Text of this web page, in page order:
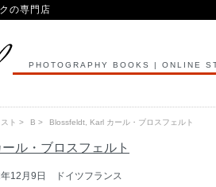
の専門店
PHOTOGRAPHY BOOKS | ONLINE
ト > B > Blossfeldt, Karl カール・ブロスフェルト
ル・ブロスフェルト
12月9日 ドイツフランス